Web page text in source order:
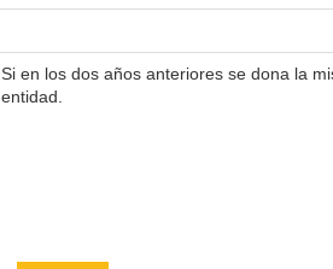
Si en los dos años anteriores se dona la
entidad.